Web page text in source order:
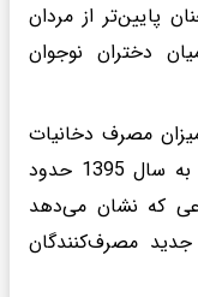
پایین‌تر از مردان
دختران نوجوان
مصرف دخانیات
در میان دختران 13 تا 15 ساله نسبت به سال 1395 حدود
که نشان می‌دهد
مصرف‌کنندگان